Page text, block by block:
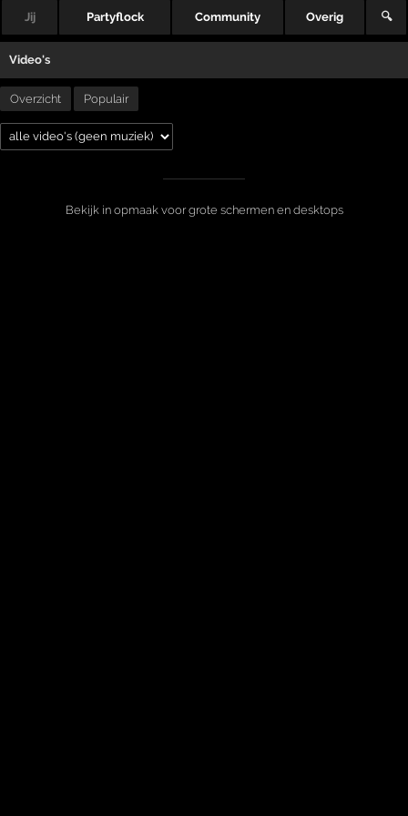
Jij Partyflock Community Overig 🔍
Video's
Overzicht Populair
Bekijk in opmaak voor grote schermen en desktops